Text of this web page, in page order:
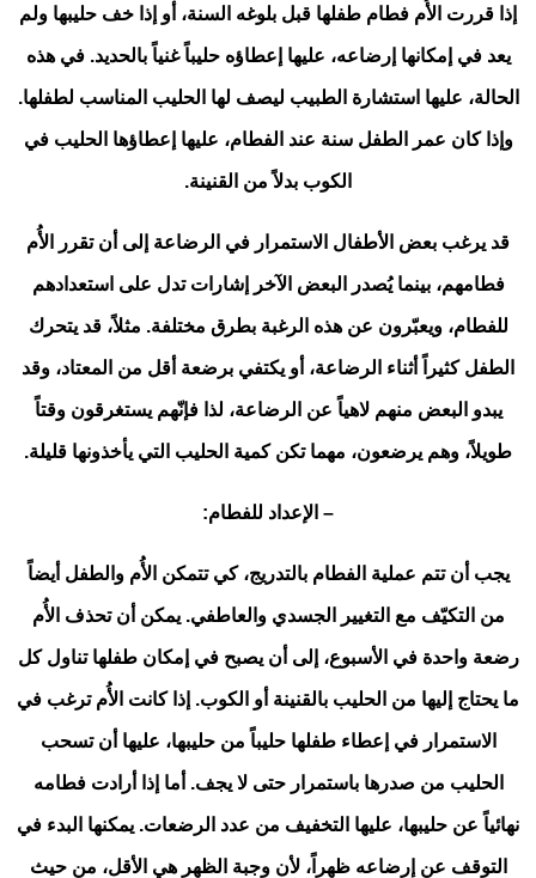
إذا قررت الأُم فطام طفلها قبل بلوغه السنة، أو إذا خف حليبها ولم
يعد في إمكانها إرضاعه، عليها إعطاؤه حليباً غنياً بالحديد. في هذه
الحالة، عليها استشارة الطبيب ليصف لها الحليب المناسب لطفلها.
وإذا كان عمر الطفل سنة عند الفطام، عليها إعطاؤها الحليب في
الكوب بدلاً من القنينة.
قد يرغب بعض الأطفال الاستمرار في الرضاعة إلى أن تقرر الأُم
فطامهم، بينما يُصدر البعض الآخر إشارات تدل على استعدادهم
للفطام، ويعبّرون عن هذه الرغبة بطرق مختلفة. مثلاً، قد يتحرك
الطفل كثيراً أثناء الرضاعة، أو يكتفي برضعة أقل من المعتاد، وقد
يبدو البعض منهم لاهياً عن الرضاعة، لذا فإنّهم يستغرقون وقتاً
طويلاً، وهم يرضعون، مهما تكن كمية الحليب التي يأخذونها قليلة.
– الإعداد للفطام:
يجب أن تتم عملية الفطام بالتدريج، كي تتمكن الأُم والطفل أيضاً
من التكيّف مع التغيير الجسدي والعاطفي. يمكن أن تحذف الأُم
رضعة واحدة في الأسبوع، إلى أن يصبح في إمكان طفلها تناول كل
ما يحتاج إليها من الحليب بالقنينة أو الكوب. إذا كانت الأُم ترغب في
الاستمرار في إعطاء طفلها حليباً من حليبها، عليها أن تسحب
الحليب من صدرها باستمرار حتى لا يجف. أما إذا أرادت فطامه
نهائياً عن حليبها، عليها التخفيف من عدد الرضعات. يمكنها البدء في
التوقف عن إرضاعه ظهراً، لأن وجبة الظهر هي الأقل، من حيث